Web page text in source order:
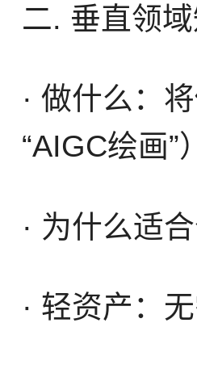
二. 垂直领
· 做什么：
“AIGC绘画
· 为什么适合
· 轻资产：